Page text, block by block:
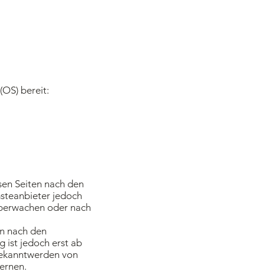
bereit:
Seiten nach den
jedoch
oder nach
nach den
ist jedoch erst ab
von